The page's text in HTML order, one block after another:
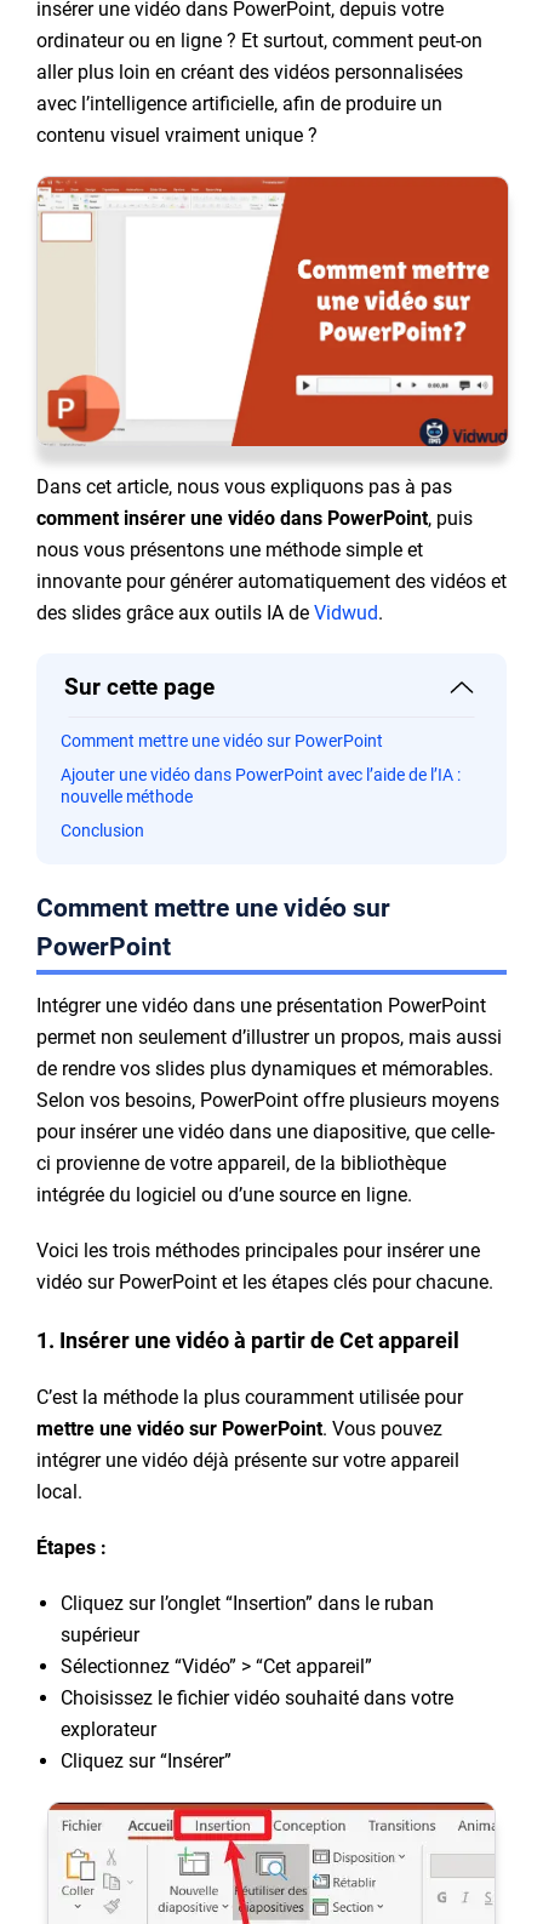
insérer une vidéo dans PowerPoint, depuis votre
ordinateur ou en ligne ? Et surtout, comment peut-on
aller plus loin en créant des vidéos personnalisées
avec l’intelligence artificielle, afin de produire un
contenu visuel vraiment unique ?
Dans cet article, nous vous expliquons pas à pas
comment insérer une vidéo dans PowerPoint, puis
nous vous présentons une méthode simple et
innovante pour générer automatiquement des vidéos et
des slides grâce aux outils IA de Vidwud.
Sur cette page
Comment mettre une vidéo sur PowerPoint
Ajouter une vidéo dans PowerPoint avec l’aide de l’IA :
nouvelle méthode
Conclusion
Comment mettre une vidéo sur
PowerPoint
Intégrer une vidéo dans une présentation PowerPoint
permet non seulement d’illustrer un propos, mais aussi
de rendre vos slides plus dynamiques et mémorables.
Selon vos besoins, PowerPoint offre plusieurs moyens
pour insérer une vidéo dans une diapositive, que celle-
ci provienne de votre appareil, de la bibliothèque
intégrée du logiciel ou d’une source en ligne.
Voici les trois méthodes principales pour insérer une
vidéo sur PowerPoint et les étapes clés pour chacune.
1. Insérer une vidéo à partir de Cet appareil
C’est la méthode la plus couramment utilisée pour
mettre une vidéo sur PowerPoint. Vous pouvez
intégrer une vidéo déjà présente sur votre appareil
local.
Étapes :
Cliquez sur l’onglet “Insertion” dans le ruban
supérieur
Sélectionnez “Vidéo” > “Cet appareil”
Choisissez le fichier vidéo souhaité dans votre
explorateur
Cliquez sur “Insérer”